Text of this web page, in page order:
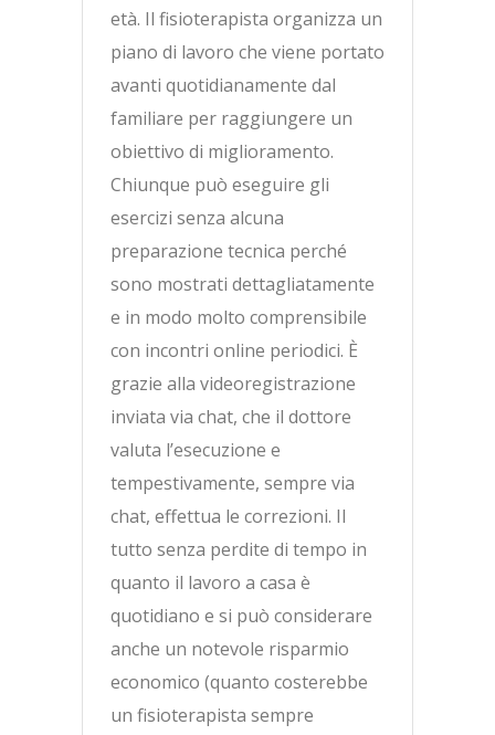
età. Il fisioterapista organizza un
piano di lavoro che viene portato
avanti quotidianamente dal
familiare per raggiungere un
obiettivo di miglioramento.
Chiunque può eseguire gli
esercizi senza alcuna
preparazione tecnica perché
sono mostrati dettagliatamente
e in modo molto comprensibile
con incontri online periodici. È
grazie alla videoregistrazione
inviata via chat, che il dottore
valuta l’esecuzione e
tempestivamente, sempre via
chat, effettua le correzioni. Il
tutto senza perdite di tempo in
quanto il lavoro a casa è
quotidiano e si può considerare
anche un notevole risparmio
economico (quanto costerebbe
un fisioterapista sempre